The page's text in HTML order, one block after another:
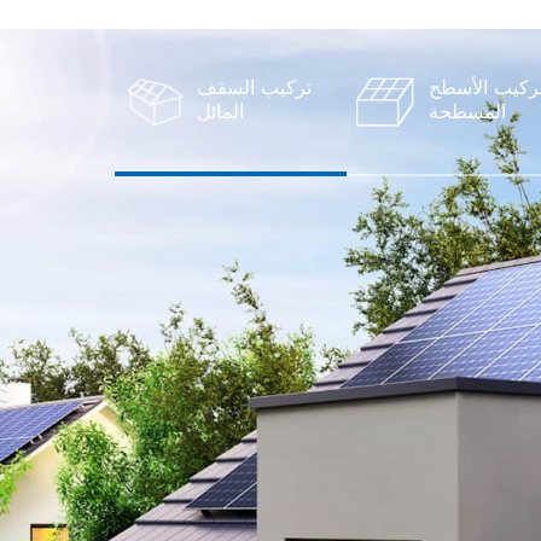
تركيب السقف
المائل
الأسطح
المسطحة